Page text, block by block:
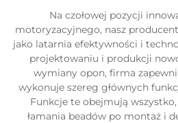
Na czołowej pozycji
motoryzacyjnego, nasz
jako latarnia efektywności i
projektowaniu i produkcji
wymiany opon, firma
wykonuje szereg głównych
Funkcje te obejmują
łamania beadów po montaż i